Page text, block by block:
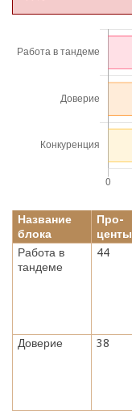
Название
блока
Про-
центы
Работа в
тандеме
44
Доверие
38